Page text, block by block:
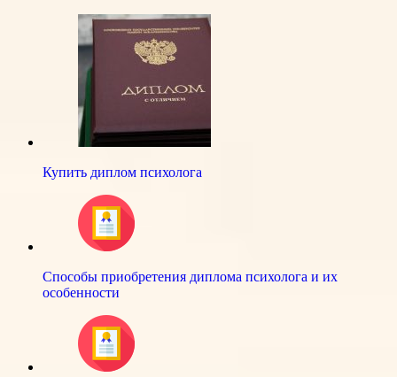
Купить диплом психолога
Способы приобретения диплома психолога и их
особенности